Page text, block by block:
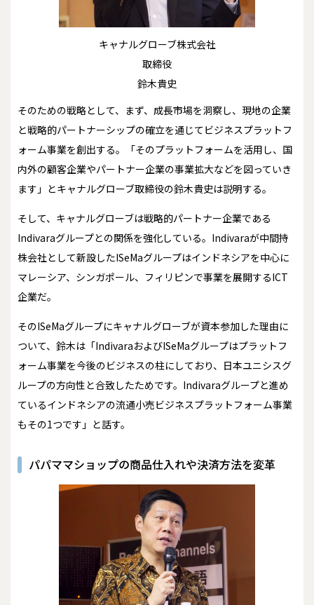
キャナルグローブ株式会社
取締役
鈴木貴史
そのための戦略として、まず、成長市場を洞察し、現地の企業
と戦略的パートナーシップの確立を通じてビジネスプラットフ
ォーム事業を創出する。「そのプラットフォームを活用し、国
内外の顧客企業やパートナー企業の事業拡大などを図っていき
ます」とキャナルグローブ取締役の鈴木貴史は説明する。
そして、キャナルグローブは戦略的パートナー企業である
Indivaraグループとの関係を強化している。Indivaraが中間持
株会社として新設したISeMaグループはインドネシアを中心に
マレーシア、シンガポール、フィリピンで事業を展開するICT
企業だ。
そのISeMaグループにキャナルグローブが資本参加した理由に
ついて、鈴木は「IndivaraおよびISeMaグループはプラットフ
ォーム事業を今後のビジネスの柱にしており、日本ユニシスグ
ループの方向性と合致したためです。Indivaraグループと進め
ているインドネシアの流通小売ビジネスプラットフォーム事業
もその1つです」と話す。
パパママショップの商品仕入れや決済方法を変革